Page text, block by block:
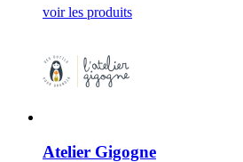
voir les produits
Atelier Gigogne